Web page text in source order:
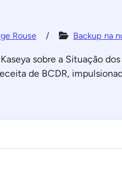
Rouse Backup na
sobre a Situação
de BCDR,